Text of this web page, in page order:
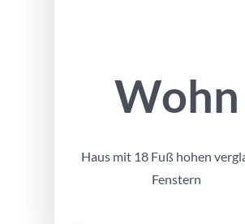
Wohn
Haus mit 18 Fuß hohen
Fenstern